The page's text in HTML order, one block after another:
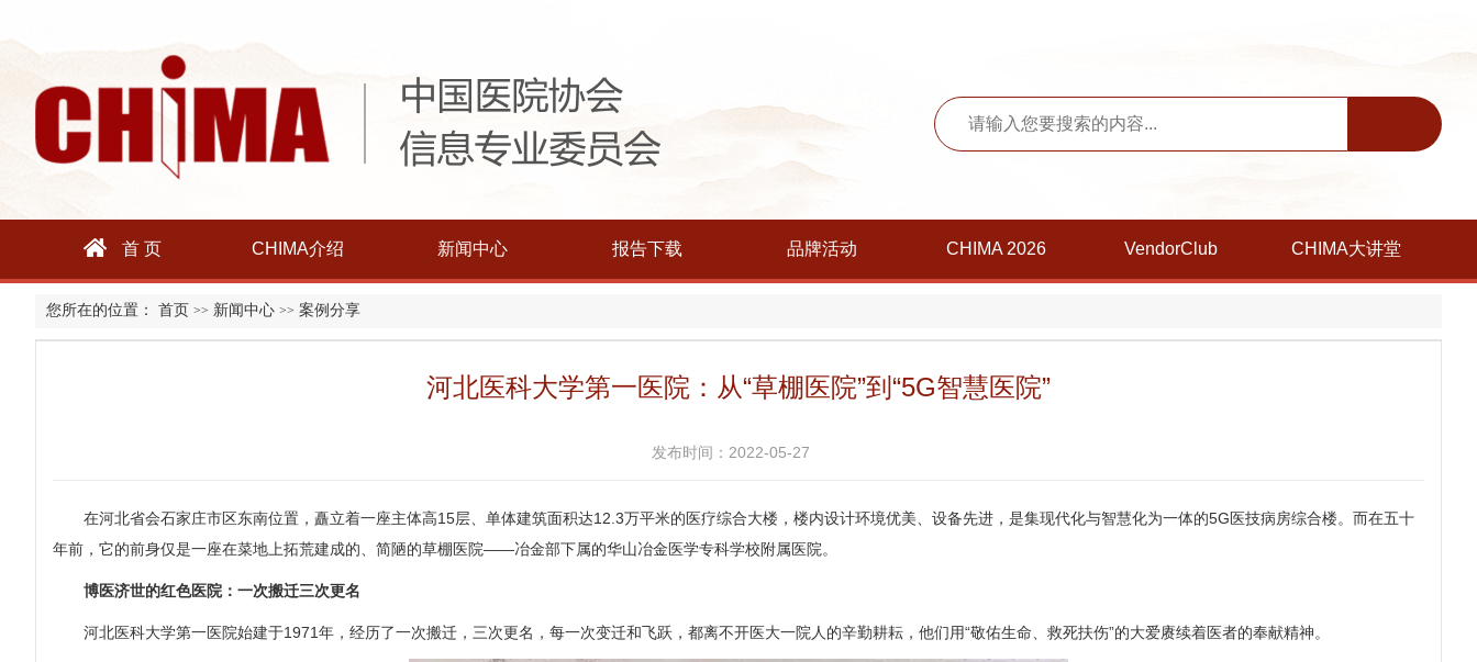
首 页 CHIMA介绍 新闻中心 报告下载 品牌活动 CHIMA 2026 VendorClub CHIMA大讲堂
您所在的位置： 首页 >> 新闻中心 >> 案例分享
河北医科大学第一医院：从“草棚医院”到“5G智慧医院”
发布时间：2022-05-27
在河北省会石家庄市区东南位置，矗立着一座主体高15层、单体建筑面积达12.3万平米的医疗综合大楼，楼内设计环境优美、设备先进，是集现代化与智慧化为一体的5G医技病房综合楼。而在五十
年前，它的前身仅是一座在菜地上拓荒建成的、简陋的草棚医院——冶金部下属的华山冶金医学专科学校附属医院。
博医济世的红色医院：一次搬迁三次更名
河北医科大学第一医院始建于1971年，经历了一次搬迁，三次更名，每一次变迁和飞跃，都离不开医大一院人的辛勤耕耘，他们用“敬佑生命、救死扶伤”的大爱赓续着医者的奉献精神。